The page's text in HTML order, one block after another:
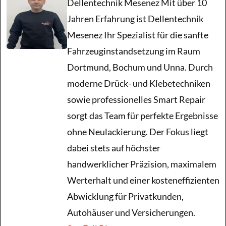
Kratzer
Dellentechnik Mesenez Mit über 10
Jahren Erfahrung ist Dellentechnik
Mesenez Ihr Spezialist für die sanfte
Fahrzeuginstandsetzung im Raum
Dortmund, Bochum und Unna. Durch
moderne Drück- und Klebetechniken
sowie professionelles Smart Repair
sorgt das Team für perfekte Ergebnisse
ohne Neulackierung. Der Fokus liegt
dabei stets auf höchster
handwerklicher Präzision, maximalem
Werterhalt und einer kosteneffizienten
Abwicklung für Privatkunden,
Autohäuser und Versicherungen.